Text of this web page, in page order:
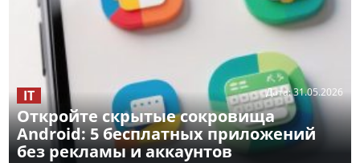
Откройте скрытые сокровища
Android: 5 бесплатных приложений
без рекламы и аккаунтов
Дата:31.05.2026
IT